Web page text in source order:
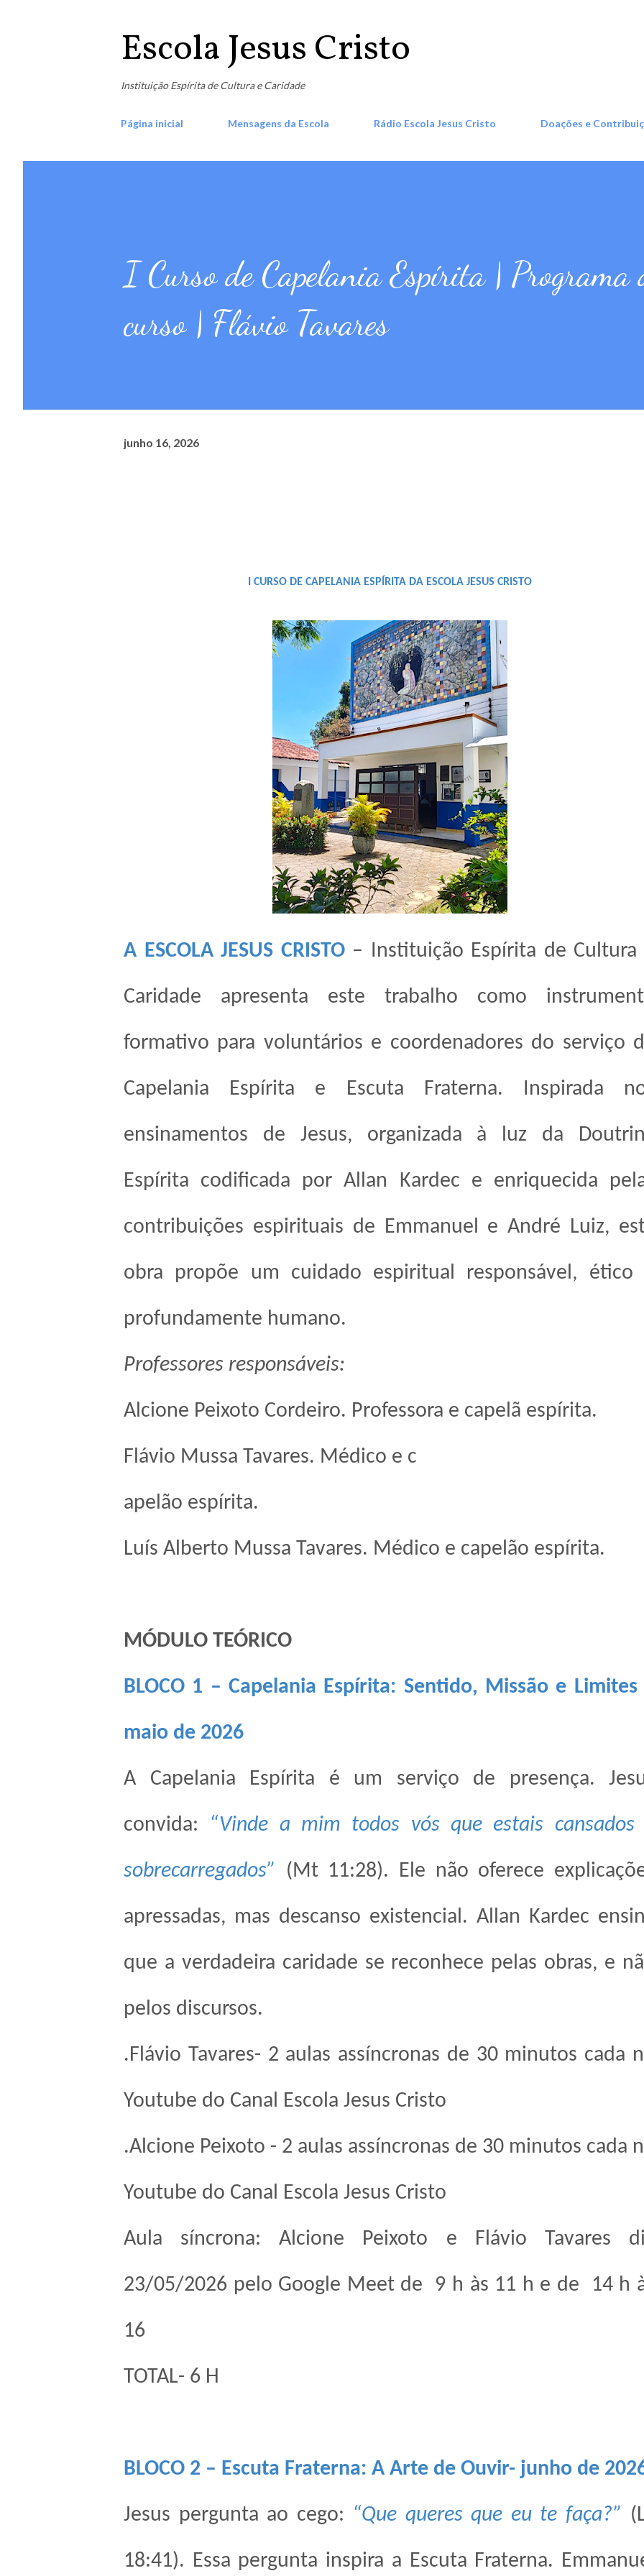
Escola Jesus Cristo
Instituição Espírita de Cultura e Caridade
Página inicial Mensagens da Escola Rádio Escola Jesus Cristo Doações e
I Curso de Capelania Espírita | Programa
curso | Flávio Tavares
junho 16, 2026
I CURSO DE CAPELANIA ESPÍRITA DA ESCOLA JESUS CRISTO
A ESCOLA JESUS CRISTO– Instituição Espírita de Cultura
Caridade apresenta este trabalho como
formativo para voluntários e coordenadores do serviço
Capelania Espírita e Escuta Fraterna. Inspirada
ensinamentos de Jesus, organizada à luz da
Espírita codificada por Allan Kardec e enriquecida
contribuições espirituais de Emmanuel e André Luiz,
obra propõe um cuidado espiritual responsável, ético
profundamente humano.
Professores responsáveis:
Alcione Peixoto Cordeiro. Professora e capelã espírita.
Flávio Mussa Tavares. Médico e c
apelão espírita.
Luís Alberto Mussa Tavares. Médico e capelão espírita.
MÓDULO TEÓRICO
BLOCO 1 – Capelania Espírita: Sentido, Missão e Limites
maio de 2026
A Capelania Espírita é um serviço de presença.
convida: “Vinde a mim todos vós que estais cansados
sobrecarregados” (Mt 11:28). Ele não oferece
apressadas, mas descanso existencial. Allan Kardec
que a verdadeira caridade se reconhece pelas obras, e
pelos discursos.
.Flávio Tavares- 2 aulas assíncronas de 30 minutos cada
Youtube do Canal Escola Jesus Cristo
.Alcione Peixoto - 2 aulas assíncronas de 30 minutos cada
Youtube do Canal Escola Jesus Cristo
Aula síncrona: Alcione Peixoto e Flávio Tavares
23/05/2026 pelo Google Meet de 9 h às 11 h e de 14 h
16
TOTAL- 6 H
BLOCO 2 – Escuta Fraterna: A Arte de Ouvir- junho de
Jesus pergunta ao cego: “Que queres que eu te faça?”
18:41). Essa pergunta inspira a Escuta Fraterna.